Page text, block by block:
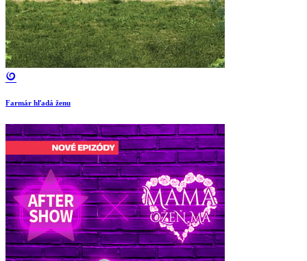
Farmár hľadá ženu